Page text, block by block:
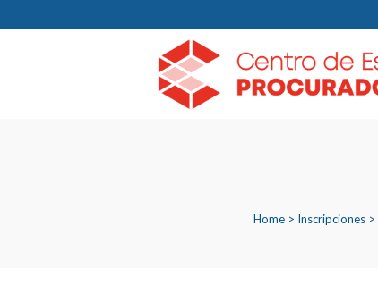
Home> Inscripciones>